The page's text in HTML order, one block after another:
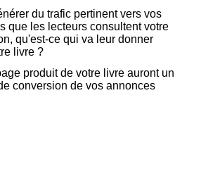
du trafic pertinent vers vos
que les lecteurs consultent votre
qu'est-ce qui va leur donner
livre ?
produit de votre livre auront un
conversion de vos annonces